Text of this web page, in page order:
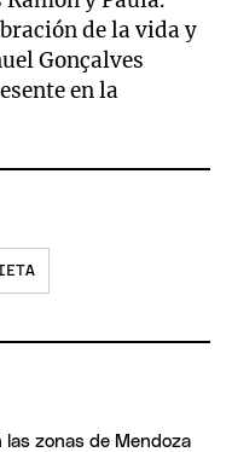
de la vida y
Gonçalves
en la
zonas de Mendoza